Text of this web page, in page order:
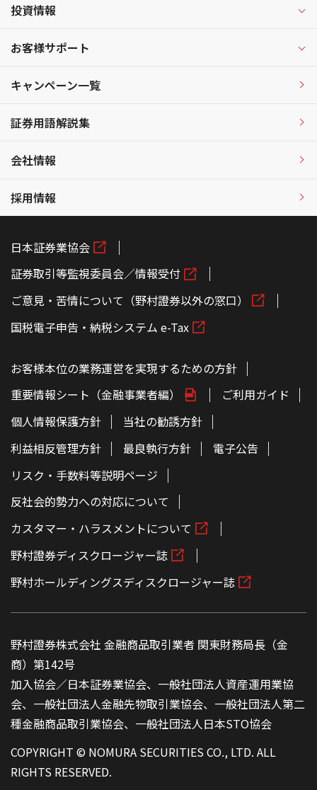
投資情報
お客様サポート
キャンペーン一覧
証券用語解説集
会社情報
採用情報
日本証券業協会
証券取引等監視委員会／情報受付
ご意見・苦情について（野村證券以外の窓口）
国税電子申告・納税システム e-Tax
お客様本位の業務運営を実現するための方針
重要情報シート（金融事業者編）
ご利用ガイド
個人情報保護方針
当社の勧誘方針
利益相反管理方針
最良執行方針
電子公告
リスク・手数料等説明ページ
反社会的勢力への対応について
カスタマー・ハラスメントについて
野村證券ディスクロージャー誌
野村ホールディングスディスクロージャー誌
野村證券株式会社 金融商品取引業者 関東財務局長（金
商）第142号
加入協会／日本証券業協会、一般社団法人資産運用業協
会、一般社団法人金融先物取引業協会、一般社団法人第二
種金融商品取引業協会、一般社団法人日本STO協会
COPYRIGHT © NOMURA SECURITIES CO., LTD. ALL
RIGHTS RESERVED.